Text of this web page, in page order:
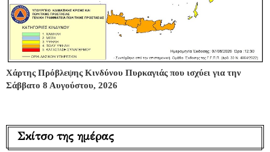
Χάρτης Πρόβλεψης Κινδύνου Πυρκαγιάς που ισχύει για την
Σάββατο 8 Αυγούστου, 2026
Σκίτσο της ημέρας